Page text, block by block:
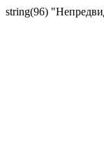
string(96)